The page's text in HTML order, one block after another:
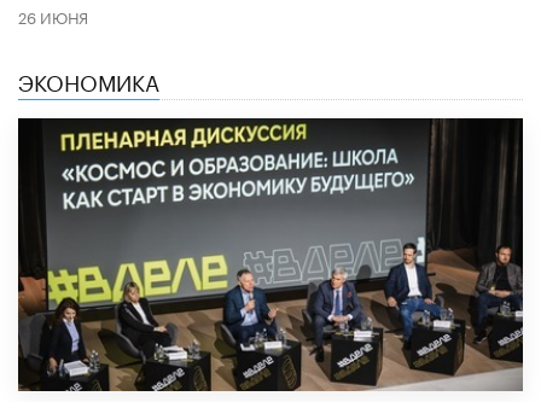
26 ИЮНЯ
ЭКОНОМИКА